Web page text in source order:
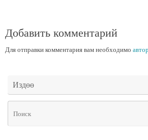
Добавить комментарий
Для отправки комментария вам необходимо
Издөө